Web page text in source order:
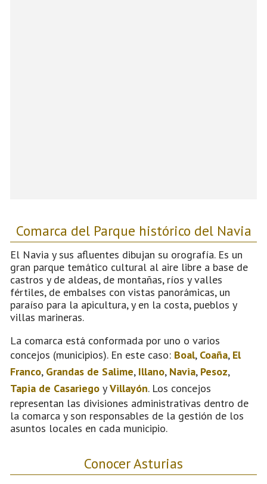
Comarca del Parque histórico del Navia
El Navia y sus afluentes dibujan su orografía. Es un
gran parque temático cultural al aire libre a base de
castros y de aldeas, de montañas, ríos y valles
fértiles, de embalses con vistas panorámicas, un
paraíso para la apicultura, y en la costa, pueblos y
villas marineras.
La comarca está conformada por uno o varios
concejos (municipios). En este caso: Boal, Coaña, El
Franco, Grandas de Salime, Illano, Navia, Pesoz,
Tapia de Casariego yVillayón. Los concejos
representan las divisiones administrativas dentro de
la comarca y son responsables de la gestión de los
asuntos locales en cada municipio.
Conocer Asturias